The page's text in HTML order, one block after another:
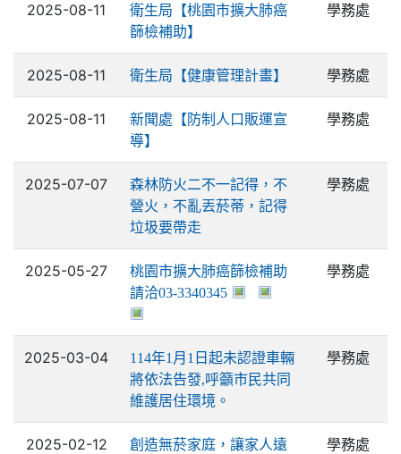
2025-08-11
衛生局【桃園市擴大肺癌
篩檢補助】
學務處
2025-08-11 衛生局【健康管理計畫】 學務處
2025-08-11
新聞處【防制人口販運宣
導】
學務處
2025-07-07
森林防火二不一記得，不
營火，不亂丟菸蒂，記得
垃圾要帶走
學務處
2025-05-27
桃園市擴大肺癌篩檢補助
請洽03-3340345
學務處
2025-03-04
114年1月1日起未認證車輛
將依法告發,呼籲市民共同
維護居住環境。
學務處
2025-02-12
創造無菸家庭，讓家人遠
學務處